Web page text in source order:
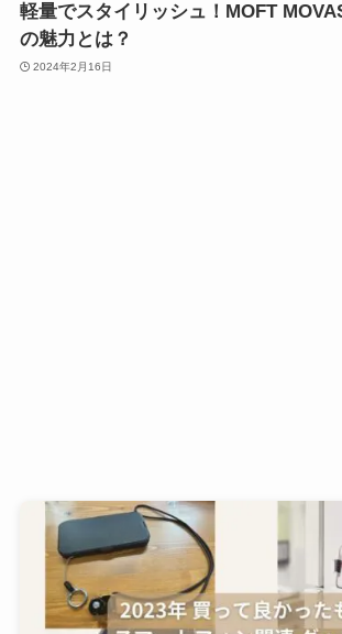
軽量でスタイリッシュ！MOFT
の魅力とは？
2024年2月16日